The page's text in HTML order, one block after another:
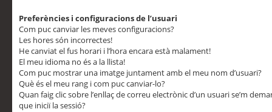
Preferències i configuracions de l’usuari
Com puc canviar les meves configuracions?
Les hores són incorrectes!
He canviat el fus horari i l’hora encara està malament!
El meu idioma no és a la llista!
Com puc mostrar una imatge juntament amb el meu nom d’usuari?
Què és el meu rang i com puc canviar-lo?
Quan faig clic sobre l’enllaç de correu electrònic d’un usuari se’m
que iniciï la sessió?